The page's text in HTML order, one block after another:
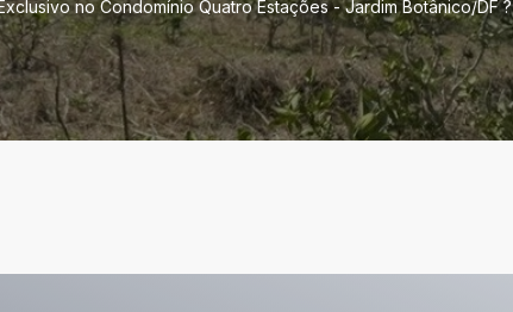
no Condomínio Quatro Estações - Jardim Botânico/DF ?